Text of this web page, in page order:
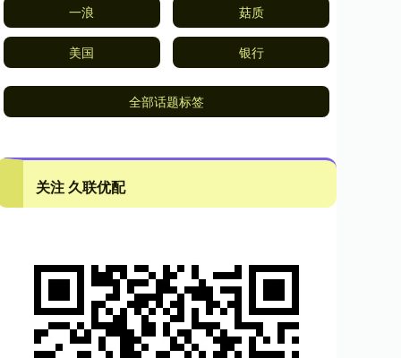
一浪 菇质
美国 银行
全部话题标签
关注 久联优配